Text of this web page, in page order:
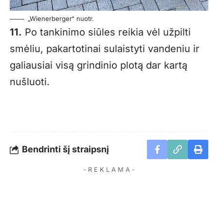
„Wienerberger“ nuotr.
11. Po tankinimo siūles reikia vėl užpilti
smėliu, pakartotinai sulaistyti vandeniu ir
galiausiai visą grindinio plotą dar kartą
nušluoti.
Bendrinti šį straipsnį
- R E K L A M A -